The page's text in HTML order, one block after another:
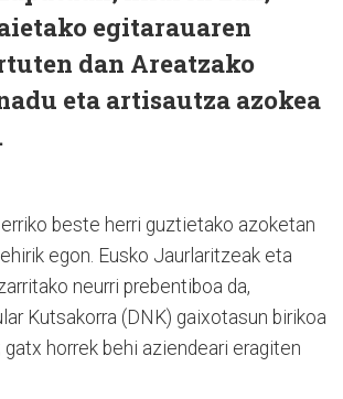
egitarauaren
dan Areatzako
eta artisautza azokea
beste herri guztietako azoketan
egon. Eusko Jaurlaritzeak eta
neurri prebentiboa da,
Kutsakorra (DNK) gaixotasun birikoa
horrek behi aziendeari eragiten